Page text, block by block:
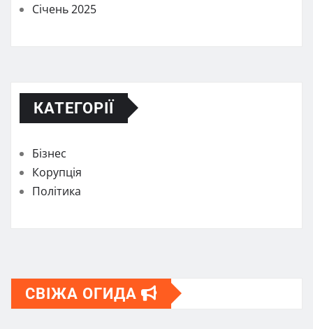
Січень 2025
КАТЕГОРІЇ
Бізнес
Корупція
Політика
СВІЖА ОГИДА